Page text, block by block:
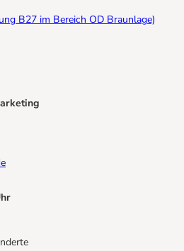
B27 im Bereich OD Braunlage)